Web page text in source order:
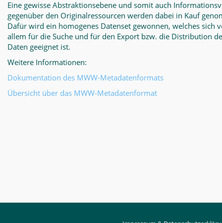
Eine gewisse Abstraktionsebene und somit auch
gegenüber den Originalressourcen werden dabei in Kauf
Dafür wird ein homogenes Datenset gewonnen, welches sich
allem für die Suche und für den Export bzw. die Distribution
Daten geeignet ist.
Weitere Informationen:
Dokumentation des MWW-Metadatenformats
Übersicht über das MWW-Metadatenformat